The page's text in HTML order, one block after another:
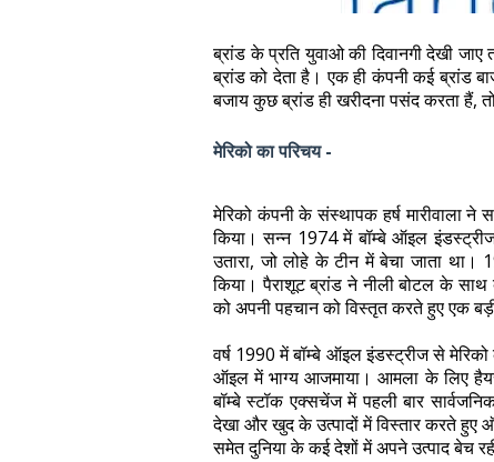
ब्रांड के प्रति युवाओ की दिवानगी देखी
ब्रांड को देता है। एक ही कंपनी कई ब्रांड
बजाय कुछ ब्रांड ही खरीदना पसंद करता हैं,
मेरिको का परिचय -
मेरिको कंपनी के संस्थापक हर्ष मारीवाला
किया। सन्न 1974 में बॉम्बे ऑइल इंडस्ट्रीज
उतारा, जो लोहे के टीन में बेचा जाता
किया। पैराशूट ब्रांड ने नीली बोटल के साथ
को अपनी पहचान को विस्तृत करते हुए एक
वर्ष 1990 में बॉम्बे ऑइल इंडस्ट्रीज से
ऑइल में भाग्य आजमाया। आमला के लिए हैयर
बॉम्बे स्टॉक एक्सचेंज में पहली बार
देखा और खुद के उत्पादों में विस्तार करते
समेत दुनिया के कई देशों में अपने उत्पाद बेच